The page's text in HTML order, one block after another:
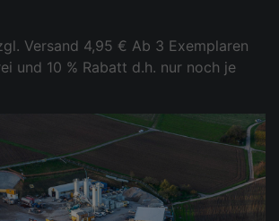
Versand 4,95 € Ab 3 Exemplaren
und 10 % Rabatt d.h. nur noch je